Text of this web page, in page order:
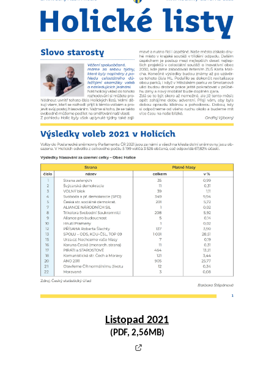
Listopad 2021
(PDF, 2,56MB)